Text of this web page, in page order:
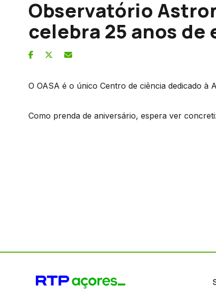
Observatório
celebra 25 anos de
O OASA é o único Centro de ciência dedicado à
Como prenda de aniversário, espera ver